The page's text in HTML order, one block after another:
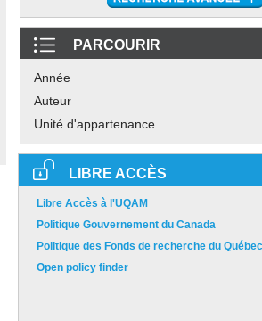
PARCOURIR
Année
Auteur
Unité d'appartenance
LIBRE ACCÈS
Libre Accès à l'UQAM
Politique Gouvernement du Canada
Politique des Fonds de recherche du Québec
Open policy finder